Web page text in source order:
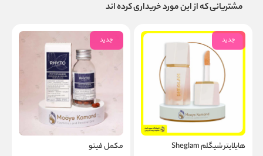
مشتریانی که از این مورد خریداری کرده اند
جدید
هایلایتر شیگلم Sheglam
جدید
مکمل فیتو